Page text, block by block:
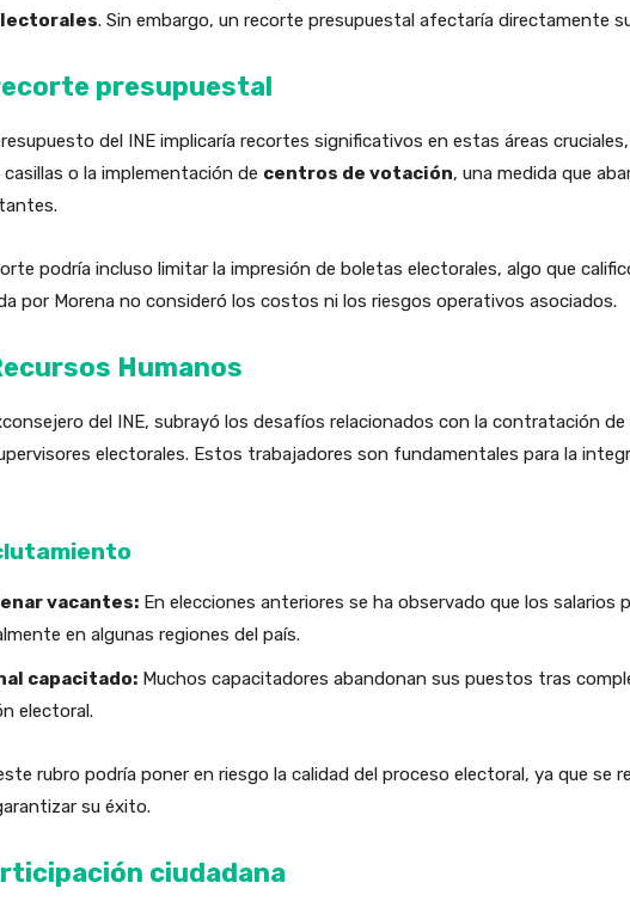
. Sin embargo, un recorte presupuestal afectaría directamente
presupuestal
del INE implicaría recortes significativos en estas áreas
o la implementación de centros de votación, una medida que
podría incluso limitar la impresión de boletas electorales, algo que
por Morena no consideró los costos ni los riesgos operativos asociados.
Humanos
del INE, subrayó los desafíos relacionados con la contratación
electorales. Estos trabajadores son fundamentales para la
vacantes: En elecciones anteriores se ha observado que los
en algunas regiones del país.
capacitado: Muchos capacitadores abandonan sus puestos tras
electoral.
rubro podría poner en riesgo la calidad del proceso electoral, ya que se
su éxito.
ciudadana